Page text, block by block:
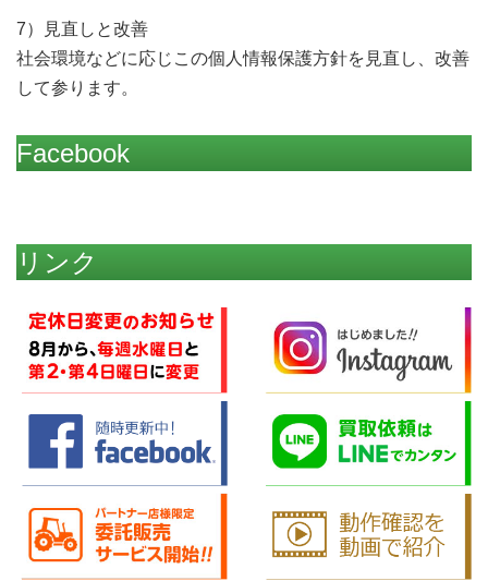
7）見直しと改善
社会環境などに応じこの個人情報保護方針を見直し、改善
して参ります。
Facebook
リンク